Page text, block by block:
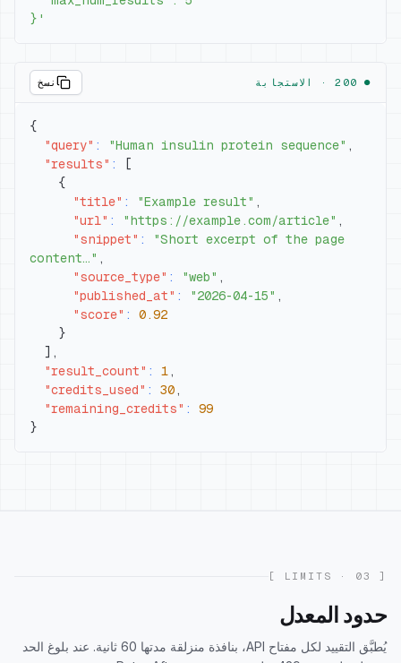
}'
● 200 · الاستجابة نسخ
{
"query" : "Human insulin protein sequence" ,
"results" :
[
{
"title" : "Example result" ,
"url" : "https://example.com/article" ,
"snippet" :
"Short excerpt of the page
content…" ,
"source_type" : "web" ,
"published_at" : "2026-04-15" ,
"score" :
0.92
}
] ,
"result_count" : 1 ,
"credits_used" : 30 ,
"remaining_credits" :
99
}
[ 03 · LIMITS ]
حدود المعدل
يُطبَّق التقييد لكل مفتاح API، بنافذة منزلقة مدتها 60 ثانية. عند بلوغ الحد